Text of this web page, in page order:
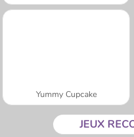
Yummy Cupcake
JEUX